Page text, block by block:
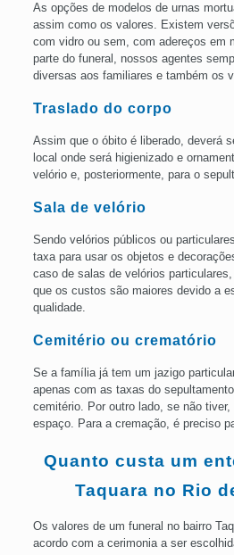
As opções de modelos de urnas
assim como os valores. Existem
com vidro ou sem, com adereços em
parte do funeral, nossos agentes
diversas aos familiares e também os
Traslado do corpo
Assim que o óbito é liberado, deverá
local onde será higienizado e
velório e, posteriormente, para o
Sala de velório
Sendo velórios públicos ou
taxa para usar os objetos e
caso de salas de velórios
que os custos são maiores devido a
qualidade.
Cemitério ou crematório
Se a família já tem um jazigo
apenas com as taxas do
cemitério. Por outro lado, se não
espaço. Para a cremação, é preciso
Quanto custa um
Taquara no Rio
Os valores de um funeral no bairro
acordo com a cerimonia a ser